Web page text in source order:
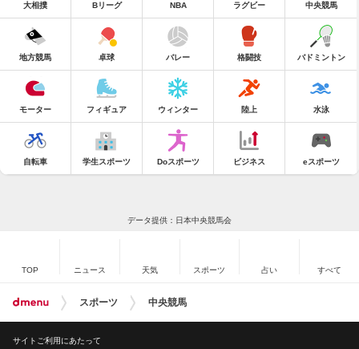
大相撲 Bリーグ NBA ラグビー 中央競馬
地方競馬 卓球 バレー 格闘技 バドミントン
モーター フィギュア ウィンター 陸上 水泳
自転車 学生スポーツ Doスポーツ ビジネス eスポーツ
データ提供：日本中央競馬会
TOP ニュース 天気 スポーツ 占い すべて
スポーツ 中央競馬
サイトご利用にあたって